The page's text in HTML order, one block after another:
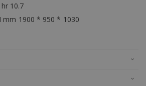
10.7
mm 1900 * 950 * 1030